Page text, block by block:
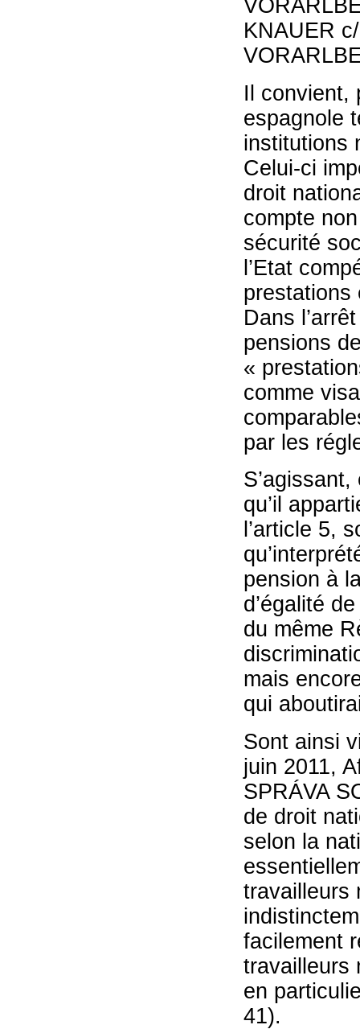
KNAUER
Il convient,
espagnole
institutions
Celui-ci
droit
compte
sécurité
l’Etat
prestations
Dans
pensions
«
comme
par les
qu’il
l’article 5,
pension à
d’égalité
du même
mais
qui
Sont ainsi
juin 2011,
SPRÁVA
de droit
selon la
travailleurs
facilement
travailleurs
en
41).